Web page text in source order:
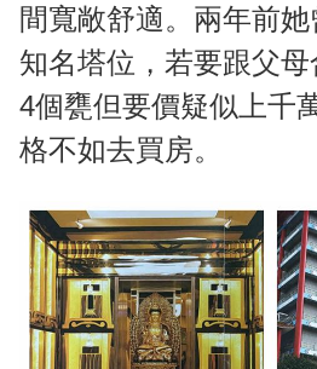
間寬敞舒適。兩年前
知名塔位，若要跟父
4個甕但要價疑似上千
格不如去買房。